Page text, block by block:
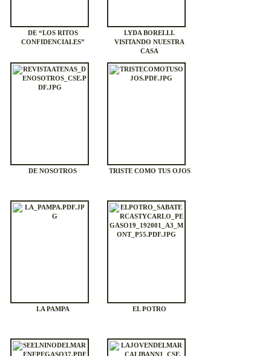
DE “LOS RITOS
CONFIDENCIALES”
LYDA BORELLI.
VISITANDO NUESTRA
CASA
DE NOSOTROS TRISTE COMO TUS OJOS
LA PAMPA EL POTRO